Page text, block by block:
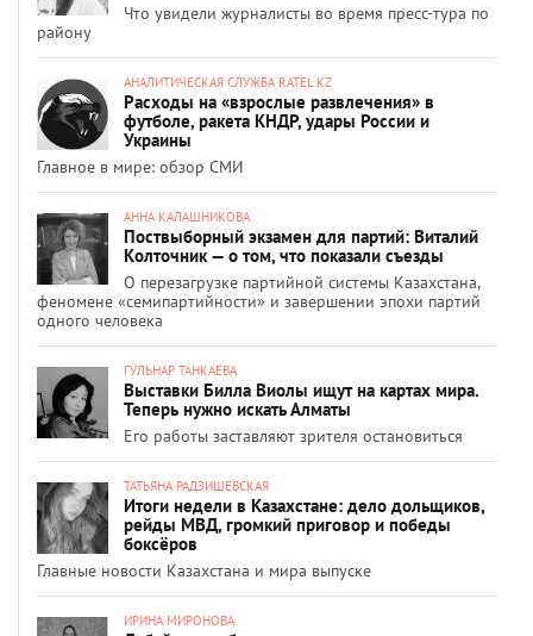
Что увидели журналисты во время пресс-тура по
району
АНАЛИТИЧЕСКАЯ СЛУЖБА RATEL.KZ
Расходы на «взрослые развлечения» в
футболе, ракета КНДР, удары России и
Украины
Главное в мире: обзор СМИ
АННА КАЛАШНИКОВА
Поствыборный экзамен для партий: Виталий
Колточник — о том, что показали съезды
О перезагрузке партийной системы Казахстана,
феномене «семипартийности» и завершении эпохи партий
одного человека
ГУЛЬНАР ТАНКАЕВА
Выставки Билла Виолы ищут на картах мира.
Теперь нужно искать Алматы
Его работы заставляют зрителя остановиться
ТАТЬЯНА РАДЗИШЕВСКАЯ
Итоги недели в Казахстане: дело дольщиков,
рейды МВД, громкий приговор и победы
боксёров
Главные новости Казахстана и мира выпуске
ИРИНА МИРОНОВА